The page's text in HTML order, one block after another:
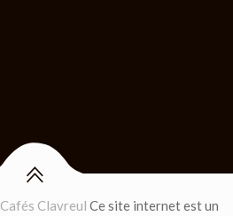
Cafés Clavreul Ce site internet est un